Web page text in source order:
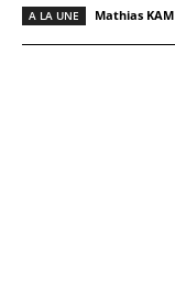
A LA UNE Mathias KAM